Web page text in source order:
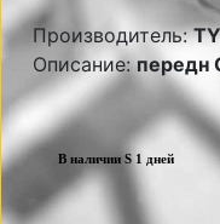
Производитель:
Описание:передн
В наличии S 1 дней